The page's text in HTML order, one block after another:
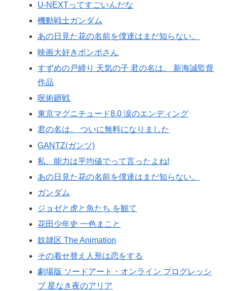
U-NEXTってすごいんだな
機動戦士ガンダム
あの日見た花の名前を僕達はまだ知らない。
映画大好きポンポさん
すずめの戸締り 天気の子 君の名は。 新海誠監督
作品
呪術廻戦
東京マグニチュード8.0 涙のエンディング
君の名は。 ついに無料になりました
GANTZ(ガンツ)
私、能力は平均値でって言ったよね!
あの日見た花の名前を僕達はまだ知らない。
ガンダム
ジョゼと虎と魚たち を観て
花田少年史 一色まこと
奴隷区 The Animation
その着せ替え人形は恋をする
劇場版 ソードアート・オンライン プログレッシ
ブ 星なき夜のアリア